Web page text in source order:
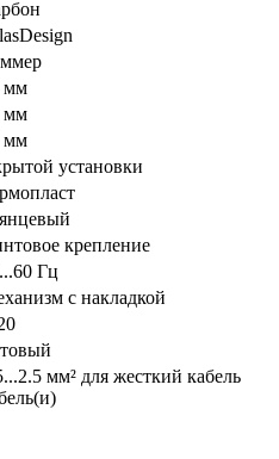
мм
мм
мм
установки
крепление
Гц
с накладкой
мм² для жесткий кабель